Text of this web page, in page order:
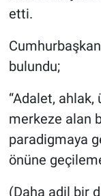
etti.
bulundu;
“Adalet,
merkeze alan
paradigmaya
önüne
(Daha adil bir